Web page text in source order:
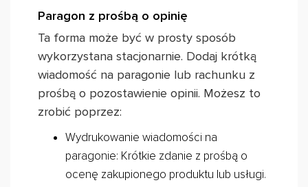
Paragon z prośbą o opinię
Ta forma może być w prosty sposób
wykorzystana stacjonarnie. Dodaj krótką
wiadomość na paragonie lub rachunku z
prośbą o pozostawienie opinii. Możesz to
zrobić poprzez:
Wydrukowanie wiadomości na
paragonie: Krótkie zdanie z prośbą o
ocenę zakupionego produktu lub usługi.